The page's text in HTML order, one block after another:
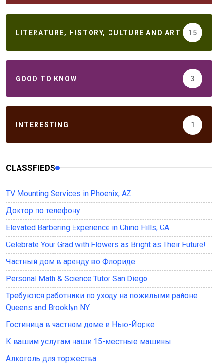
LITERATURE, HISTORY, CULTURE AND ART 15
GOOD TO KNOW 3
INTERESTING 1
CLASSFIEDS
TV Mounting Services in Phoenix, AZ
Доктор по телефону
Elevated Barbering Experience in Chino Hills, CA
Celebrate Your Grad with Flowers as Bright as Their Future!
Частный дом в аренду во Флориде
Personal Math & Science Tutor San Diego
Требуются работники по уходу на пожилыми районе
Queens and Brooklyn NY
Гостиница в частном доме в Нью-Йорке
К вашим услугам наши 15-местные машины
Алкоголь для торжества